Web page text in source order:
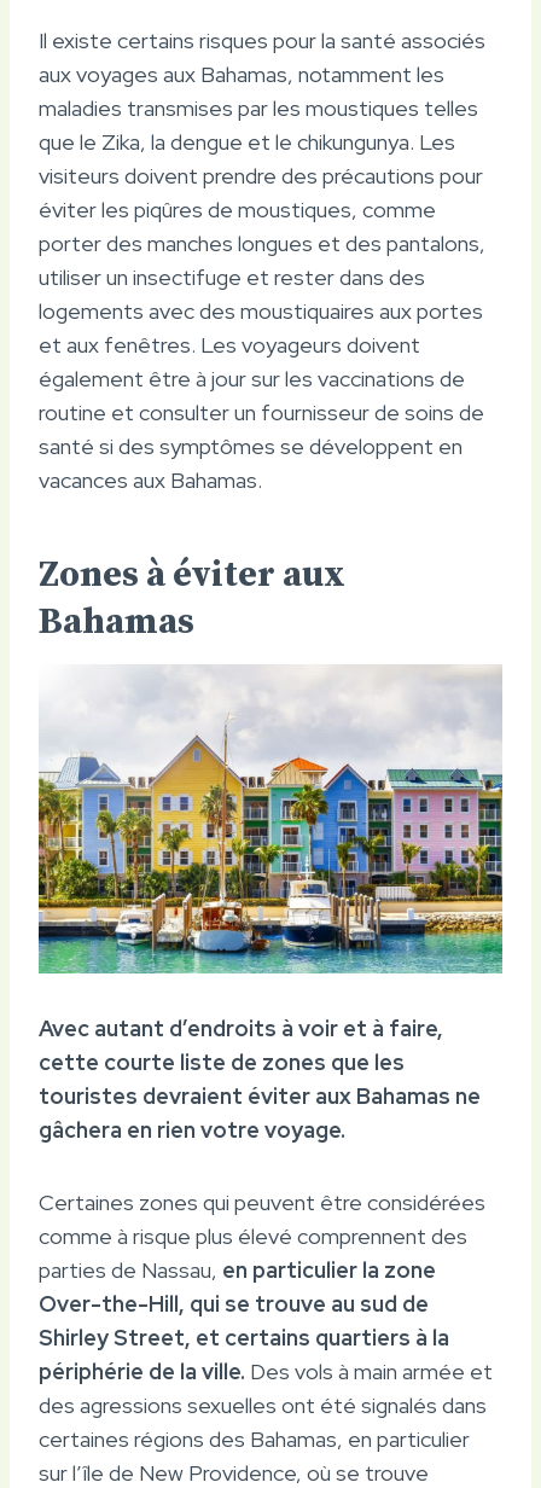
Il existe certains risques pour la santé associés
aux voyages aux Bahamas, notamment les
maladies transmises par les moustiques telles
que le Zika, la dengue et le chikungunya. Les
visiteurs doivent prendre des précautions pour
éviter les piqûres de moustiques, comme
porter des manches longues et des pantalons,
utiliser un insectifuge et rester dans des
logements avec des moustiquaires aux portes
et aux fenêtres. Les voyageurs doivent
également être à jour sur les vaccinations de
routine et consulter un fournisseur de soins de
santé si des symptômes se développent en
vacances aux Bahamas.
Zones à éviter aux
Bahamas
Avec autant d’endroits à voir et à faire,
cette courte liste de zones que les
touristes devraient éviter aux Bahamas ne
gâchera en rien votre voyage.
Certaines zones qui peuvent être considérées
comme à risque plus élevé comprennent des
parties de Nassau, en particulier la zone
Over-the-Hill, qui se trouve au sud de
Shirley Street, et certains quartiers à la
périphérie de la ville. Des vols à main armée et
des agressions sexuelles ont été signalés dans
certaines régions des Bahamas, en particulier
sur l’île de New Providence, où se trouve